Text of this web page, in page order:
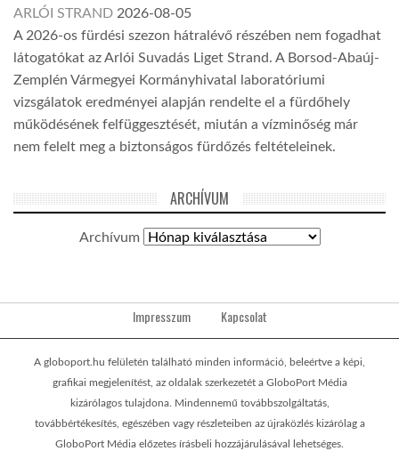
ARLÓI STRAND 2026-08-05
A 2026-os fürdési szezon hátralévő részében nem fogadhat
látogatókat az Arlói Suvadás Liget Strand. A Borsod-Abaúj-
Zemplén Vármegyei Kormányhivatal laboratóriumi
vizsgálatok eredményei alapján rendelte el a fürdőhely
működésének felfüggesztését, miután a vízminőség már
nem felelt meg a biztonságos fürdőzés feltételeinek.
ARCHÍVUM
Archívum
Impresszum Kapcsolat
A globoport.hu felületén található minden információ, beleértve a képi,
grafikai megjelenítést, az oldalak szerkezetét a GloboPort Média
kizárólagos tulajdona. Mindennemű továbbszolgáltatás,
továbbértékesítés, egészében vagy részleteiben az újraközlés kizárólag a
GloboPort Média előzetes írásbeli hozzájárulásával lehetséges.